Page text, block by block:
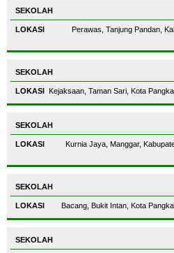
Perawas, Tanjung Pandan,
Kejaksaan, Taman Sari, Kota
Kurnia Jaya, Manggar,
Bacang, Bukit Intan, Kota